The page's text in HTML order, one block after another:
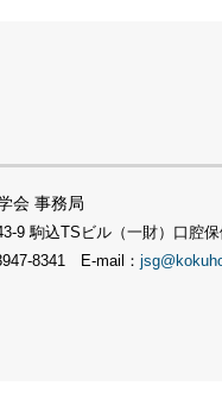
会 事務局
9 駒込TSビル（一財）口腔
8341 E-mail：